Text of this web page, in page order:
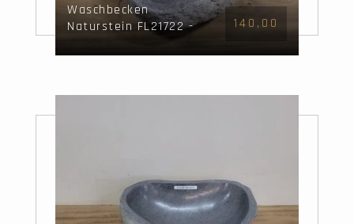
Waschbecken
Naturstein FL21722 -
140,00